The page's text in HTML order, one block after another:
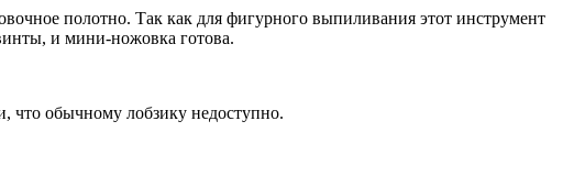
полотно. Так как для фигурного выпиливания этот инструмент
и мини-ножовка готова.
что обычному лобзику недоступно.